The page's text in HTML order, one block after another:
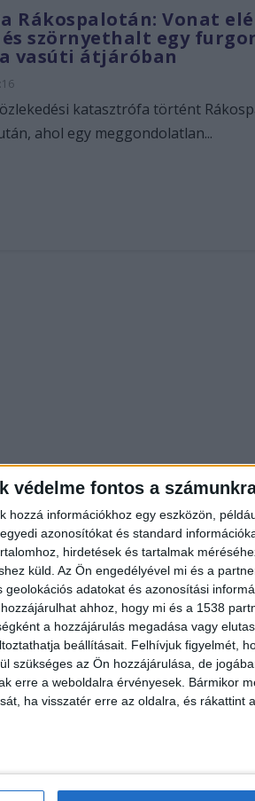
védelme fontos a
információkhoz egy eszközön,
azonosítókat és standard
hirdetések és tartalmak
küld. Az Ön engedélyével mi és a
adatokat és azonosítási
ahhoz, hogy mi és a 1538
a hozzájárulás megadása vagy
beállításait. Felhívjuk figyelmét,
szükséges az Ön hozzájárulása, de
erre a weboldalra érvényesek. Bármikor
ha visszatér erre az oldalra, és rákattint
Rákospalotán: Vonat elé
szörnyethalt egy
vasúti átjáróban
katasztrófa történt
ahol egy meggondolatlan...
baleset: vonattal
egy kisteherautó
fennakadások
kor a Nyugati pályaudvarra indult
Budapesten a Róbert Károly...